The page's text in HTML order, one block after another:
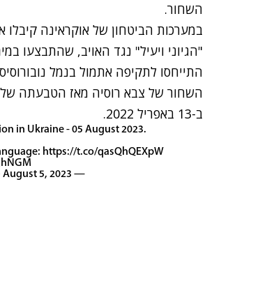
השחור.
במערכות הביטחון של אוקראינה
"הגיוני ויעיל" נגד האויב, שהתבצעו
התייחסו לתקיפה אתמול בנמל
השחור של צבא רוסיה מאז הטבעתה של
ב-13 באפריל 2022.
in Ukraine - 05 August 2023.
https://t.co/qasQhQEXpW
— Ministry of Defence (@DefenceHQ)
August 5, 2023